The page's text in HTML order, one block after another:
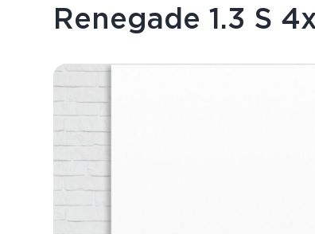
Renegade 1.3 S